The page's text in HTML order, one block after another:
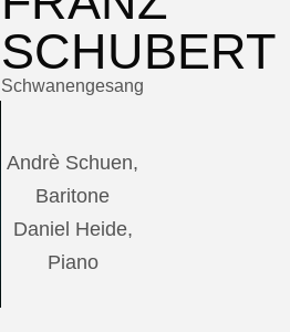
SCHUBERT
Schwanengesang
Andrè Schuen,
Baritone
Daniel Heide,
Piano